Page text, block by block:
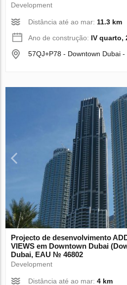
Development
Distância até ao mar: 11.3 km
Ano de construção: IV quarto,
57QJ+P78 - Downtown Dubai -
Projecto de desenvolvimento
VIEWS em Downtown Dubai
Dubai, EAU № 46802
Development
Distância até ao mar:4 km